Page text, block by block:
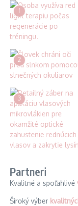
1
2
3
Partneri
Kvalitné a spoľahlivé
Široký výber